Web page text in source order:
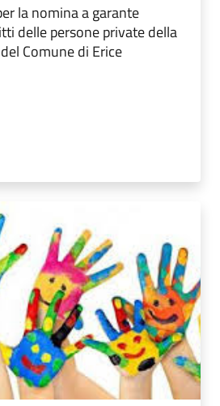
la nomina a garante
delle persone private della
Comune di Erice